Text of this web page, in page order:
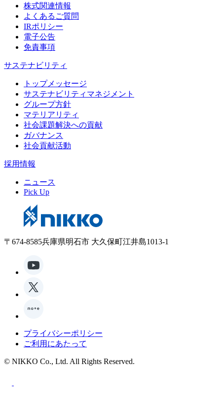
株式関連情報
よくあるご質問
IRポリシー
電子公告
免責事項
サステナビリティ
トップメッセージ
サステナビリティマネジメント
グループ方針
マテリアリティ
社会課題解決への貢献
ガバナンス
社会貢献活動
採用情報
ニュース
Pick Up
〒674-8585兵庫県明石市 大久保町江井島1013-1
プライバシーポリシー
ご利用にあたって
© NIKKO Co., Ltd. All Rights Reserved.